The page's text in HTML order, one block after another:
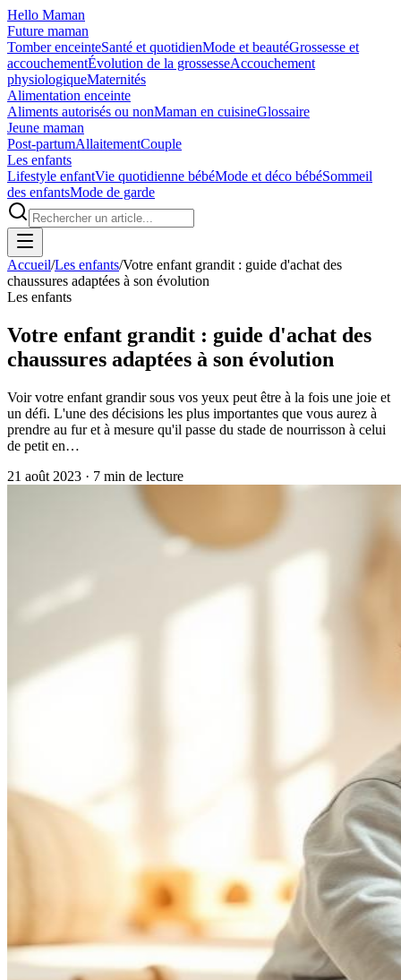
Hello Maman
Future maman
Tomber enceinteSanté et quotidienMode et beautéGrossesse et
accouchementÉvolution de la grossesseAccouchement
physiologiqueMaternités
Alimentation enceinte
Aliments autorisés ou nonMaman en cuisineGlossaire
Jeune maman
Post-partumAllaitementCouple
Les enfants
Lifestyle enfantVie quotidienne bébéMode et déco bébéSommeil
des enfantsMode de garde
Accueil/Les enfants/Votre enfant grandit : guide d'achat des
chaussures adaptées à son évolution
Les enfants
Votre enfant grandit : guide d'achat des
chaussures adaptées à son évolution
Voir votre enfant grandir sous vos yeux peut être à la fois une joie et
un défi. L'une des décisions les plus importantes que vous aurez à
prendre au fur et à mesure qu'il passe du stade de nourrisson à celui
de petit en…
21 août 2023 · 7 min de lecture